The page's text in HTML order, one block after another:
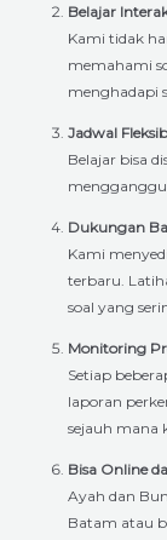
Belajar
Kami tidak
memahami
menghadapi
Jadwal
Belajar bisa
Dukungan
Kami
terbaru.
soal yang
Monitoring
Setiap
laporan
sejauh mana
Bisa Online
Ayah dan
Batam atau